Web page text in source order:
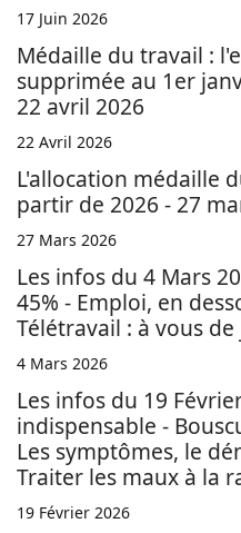
17 Juin 2026
Médaille du travail :
supprimée au 1er
22 avril 2026
22 Avril 2026
L'allocation médaille
partir de 2026 - 27
27 Mars 2026
Les infos du 4 Mars
45% - Emploi, en
Télétravail : à vous
4 Mars 2026
Les infos du 19
indispensable -
Les symptômes, le
Traiter les maux à la
19 Février 2026